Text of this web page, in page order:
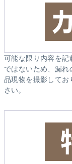
可能な限り内容を
ではないため、漏
品現物を撮影して
さい。